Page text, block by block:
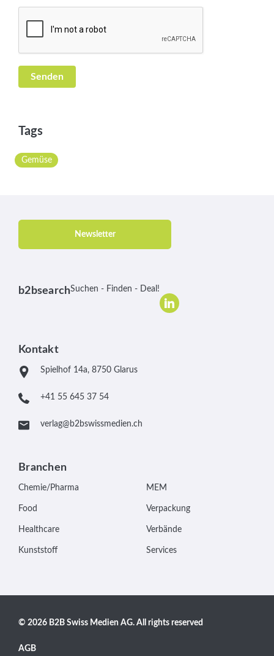
Tags
Gemüse
Newsletter
b2bsearchSuchen - Finden - Deal!
Kontakt
Spielhof 14a, 8750 Glarus
+41 55 645 37 54
verlag@b2bswissmedien.ch
Branchen
Chemie/Pharma
Food
Healthcare
Kunststoff
MEM
Verpackung
Verbände
Services
© 2026 B2B Swiss Medien AG. All rights reserved
AGB